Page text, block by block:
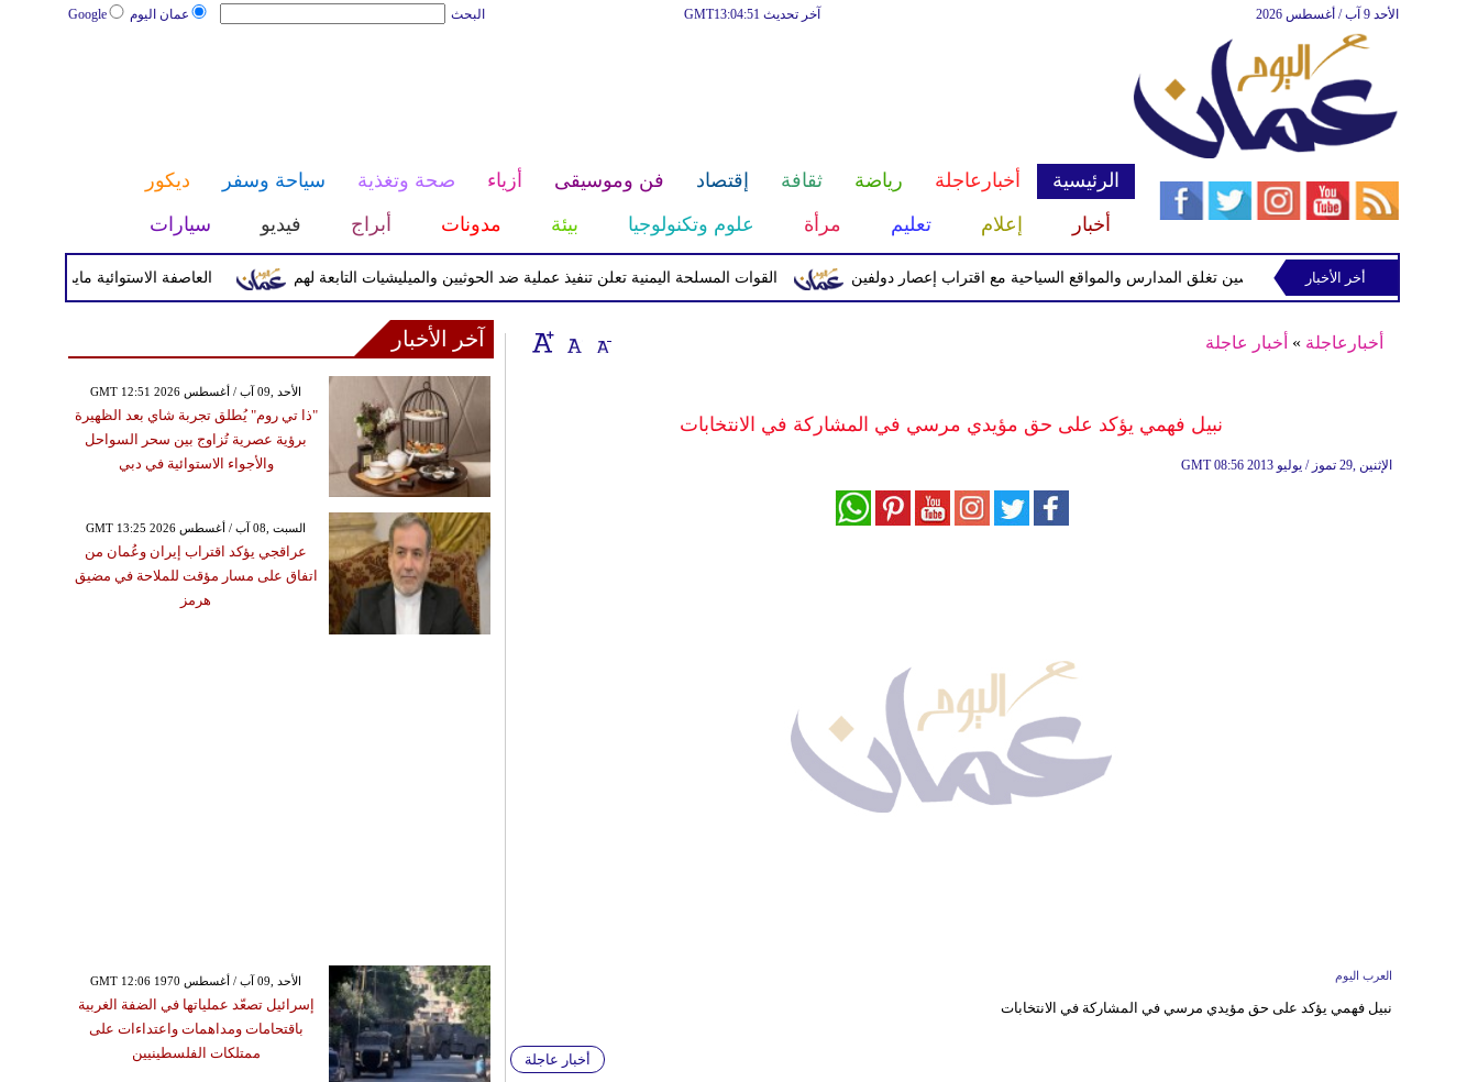
عمان اليوم Google البحث آخر تحديث GMT13:04:51 الأحد 9 آب / أغسطس 2026
الرئيسية أخبارعاجلة رياضة ثقافة إقتصاد فن وموسيقى أزياء صحة وتغذية سياحة وسفر
ديكور
أخبار
إعلام تعليم مرأة علوم وتكنولوجيا بيئة مدونات أبراج فيديو سيارات
العاصفة الاستوائية مايماي تضرب القوات المسلحة اليمنية تعلن تنفيذ عملية ضد الحوثيين والميليشيات التابعة لهم الصين تغلق المدارس والمواقع السياحية مع اقتراب إعصار دولفينأخر الأخبار
أخبارعاجلة » أخبار عاجلة
نبيل فهمي يؤكد على حق مؤيدي مرسي في المشاركة في الانتخابات
GMT 08:56 2013 الإثنين ,29 تموز / يوليو
العرب اليوم
نبيل فهمي يؤكد على حق مؤيدي مرسي في المشاركة في الانتخابات
أخبار عاجلة
آخر الأخبار
GMT 12:51 2026 الأحد ,09 آب / أغسطس
"ذا تي روم" يُطلق تجربة شاي بعد الظهيرة
برؤية عصرية تُزاوج بين سحر السواحل
والأجواء الاستوائية في دبي
GMT 13:25 2026 السبت ,08 آب / أغسطس
عراقجي يؤكد اقتراب إيران وعُمان من
اتفاق على مسار مؤقت للملاحة في مضيق
هرمز
GMT 12:06 1970 الأحد ,09 آب / أغسطس
إسرائيل تصعّد عملياتها في الضفة الغربية
باقتحامات ومداهمات واعتداءات على
ممتلكات الفلسطينيين